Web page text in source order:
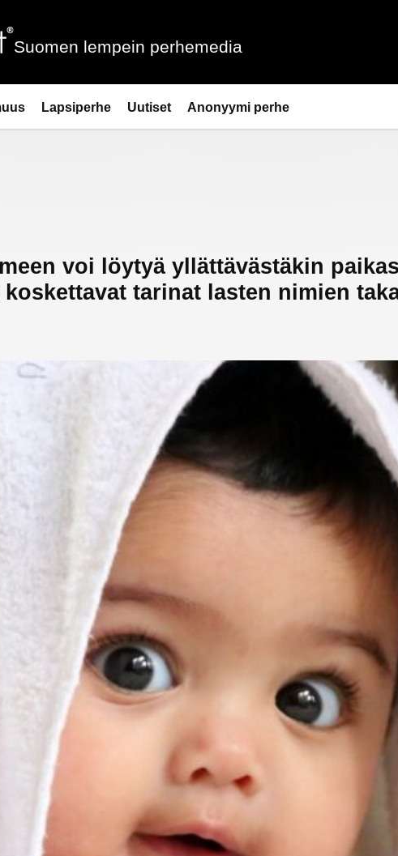
Suomen lempein perhemedia
Lapsiperhe Uutiset Anonyymi perhe
voi löytyä yllättävästäkin
tarinat lasten nimien